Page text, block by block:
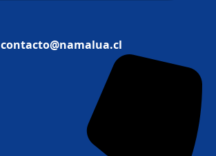
contacto@namalua.cl